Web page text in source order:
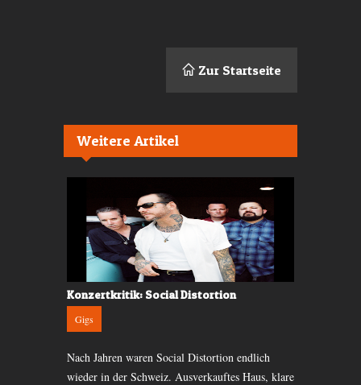
Zur Startseite
Weitere Artikel
Konzertkritik: Social Distortion
Gigs
Nach Jahren waren Social Distortion endlich
wieder in der Schweiz. Ausverkauftes Haus, klare